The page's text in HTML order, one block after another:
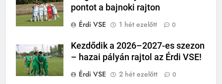
pontot a bajnoki rajton
Érdi VSE
1 hét ezelőtt 0
Kezdődik a 2026–2027-es szezon
– hazai pályán rajtol az Érdi VSE!
Érdi VSE
2 hét ezelőtt 0